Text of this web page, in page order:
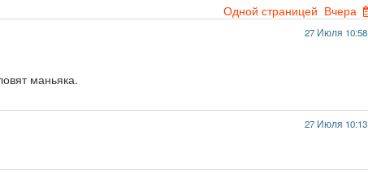
Одной страницей Вчера
27 Июля 10:58
маньяка.
27 Июля 10:13